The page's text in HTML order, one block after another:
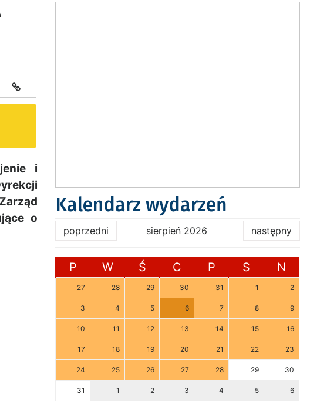
i
o
Kalendarz wydarzeń
poprzedni sierpień 2026 następny
P W Ś C P S N
27 28 29 30 31 1 2
3 4 5 6 7 8 9
10 11 12 13 14 15 16
17 18 19 20 21 22 23
24 25 26 27 28 29 30
31 1 2 3 4 5 6